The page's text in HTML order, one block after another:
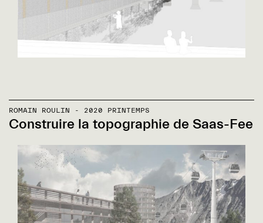
ROMAIN ROULIN - 2020 PRINTEMPS
Construire la topographie de Saas-Fee